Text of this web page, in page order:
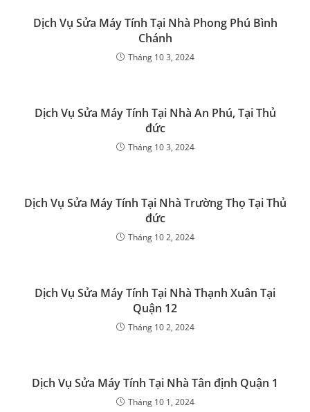
Dịch Vụ Sửa Máy Tính Tại Nhà Phong Phú Bình
Chánh
Tháng 10 3, 2024
Dịch Vụ Sửa Máy Tính Tại Nhà An Phú, Tại Thủ
đức
Tháng 10 3, 2024
Dịch Vụ Sửa Máy Tính Tại Nhà Trường Thọ Tại Thủ
đức
Tháng 10 2, 2024
Dịch Vụ Sửa Máy Tính Tại Nhà Thạnh Xuân Tại
Quận 12
Tháng 10 2, 2024
Dịch Vụ Sửa Máy Tính Tại Nhà Tân định Quận 1
Tháng 10 1, 2024